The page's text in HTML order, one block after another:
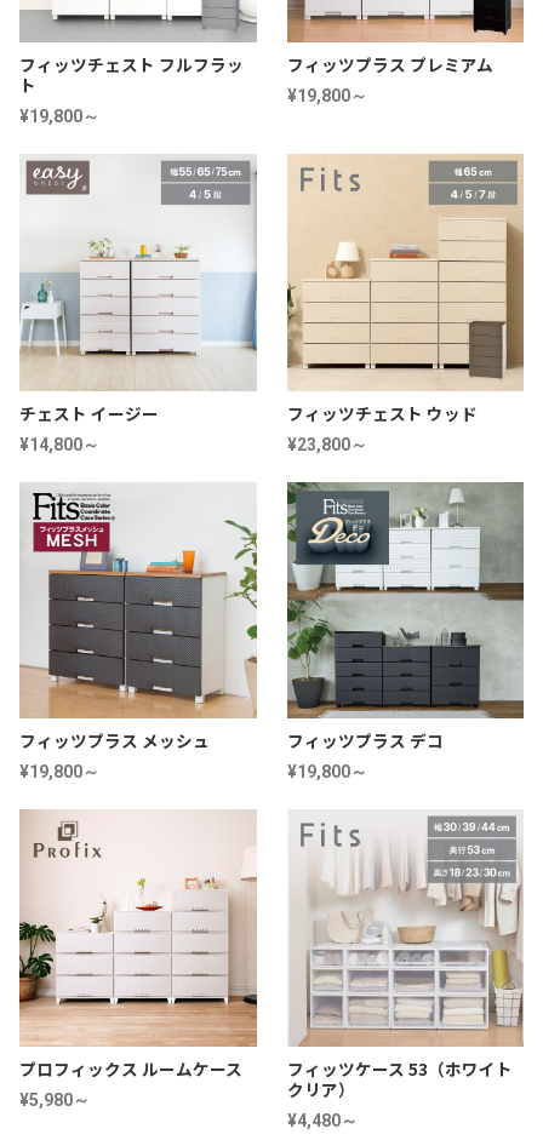
フィッツチェスト フルフラッ
ト
¥19,800～
フィッツプラス プレミアム
¥19,800～
チェスト イージー
¥14,800～
フィッツチェスト ウッド
¥23,800～
フィッツプラス メッシュ
¥19,800～
フィッツプラス デコ
¥19,800～
プロフィックス ルームケース
¥5,980～
フィッツケース 53（ホワイト
クリア）
¥4,480～